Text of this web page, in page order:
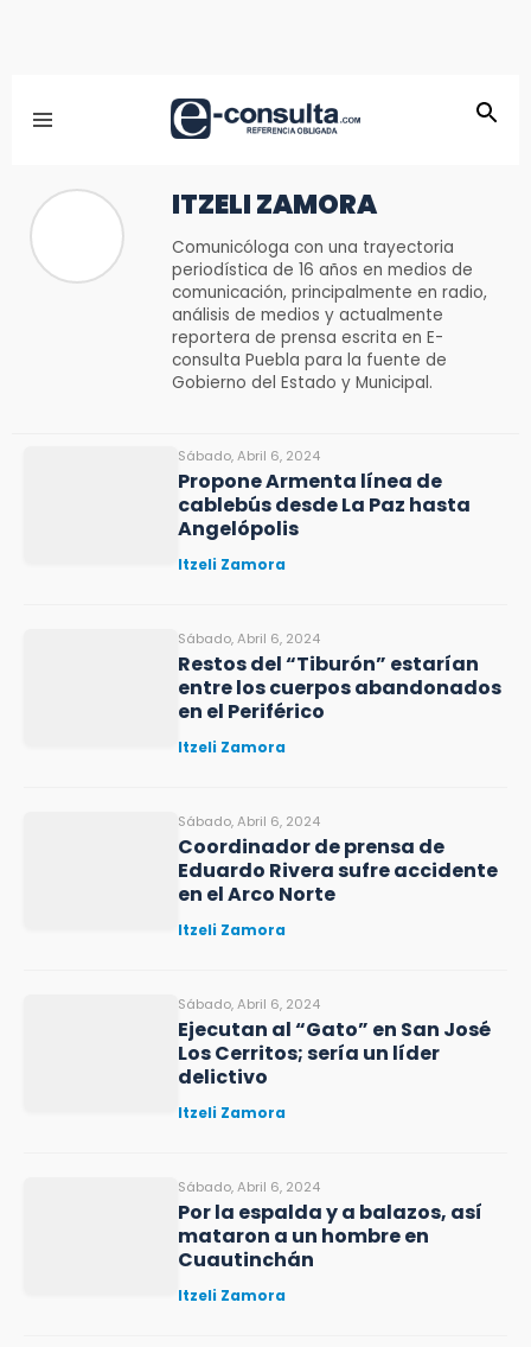
ITZELI ZAMORA
Comunicóloga con una trayectoria
periodística de 16 años en medios de
comunicación, principalmente en radio,
análisis de medios y actualmente
reportera de prensa escrita en E-
consulta Puebla para la fuente de
Gobierno del Estado y Municipal.
Sábado, Abril 6, 2024
Propone Armenta línea de
cablebús desde La Paz hasta
Angelópolis
Itzeli Zamora
Sábado, Abril 6, 2024
Restos del “Tiburón” estarían
entre los cuerpos abandonados
en el Periférico
Itzeli Zamora
Sábado, Abril 6, 2024
Coordinador de prensa de
Eduardo Rivera sufre accidente
en el Arco Norte
Itzeli Zamora
Sábado, Abril 6, 2024
Ejecutan al “Gato” en San José
Los Cerritos; sería un líder
delictivo
Itzeli Zamora
Sábado, Abril 6, 2024
Por la espalda y a balazos, así
mataron a un hombre en
Cuautinchán
Itzeli Zamora